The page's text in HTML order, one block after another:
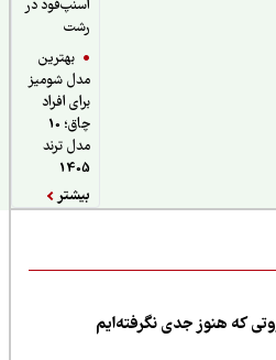
اسنپ‌فود در
بهترین
مدل شومیز
برای افراد
چاق؛ 10
مدل ترند
هنوز جدی نگرفته‌ایم